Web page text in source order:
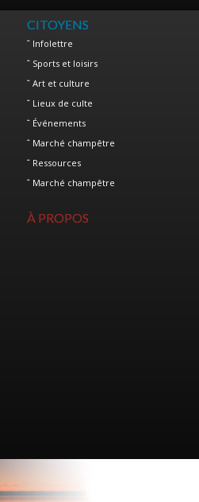
CITOYENS
Infolettre
Sports et loisirs
Art et culture
Lieux de culte
Événements
Marché champêtre
Ressources
Marché champêtre
À PROPOS